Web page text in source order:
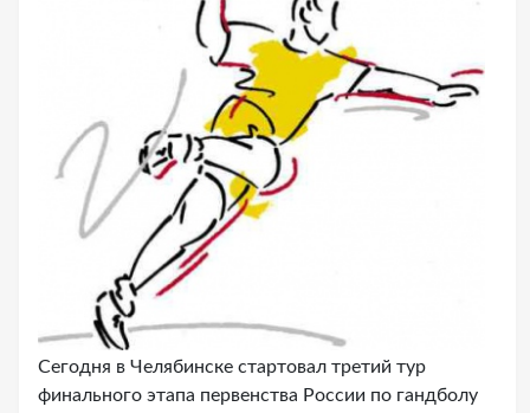
Сегодня в Челябинске стартовал третий тур
финального этапа первенства России по гандболу